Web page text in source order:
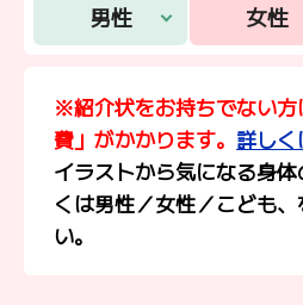
男性 女性
※紹介状をお持ちでない
費」がかかります。 詳し
イラストから気になる身
くは男性／女性／こども
い。